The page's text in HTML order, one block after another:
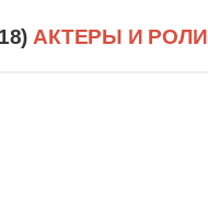
) АКТЕРЫ И РОЛИ